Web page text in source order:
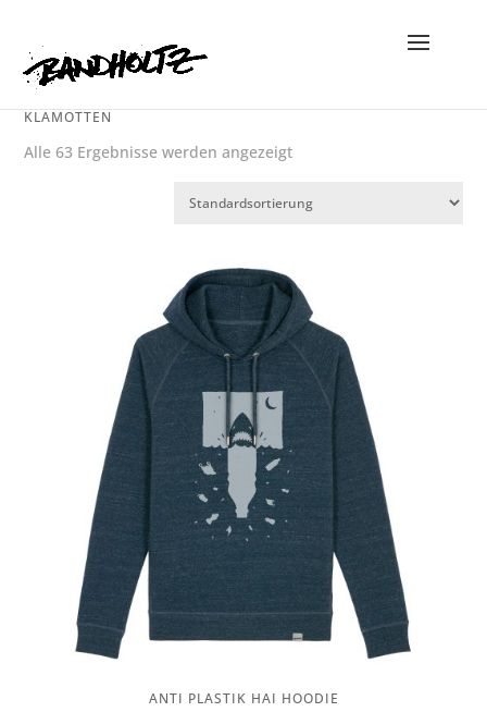
KLAMOTTEN
Alle 63 Ergebnisse werden angezeigt
ANTI PLASTIK HAI HOODIE